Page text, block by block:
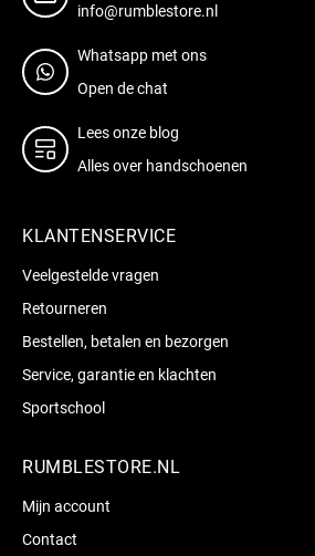
info@rumblestore.nl
Whatsapp met ons
Open de chat
Lees onze blog
Alles over handschoenen
KLANTENSERVICE
Veelgestelde vragen
Retourneren
Bestellen, betalen en bezorgen
Service, garantie en klachten
Sportschool
RUMBLESTORE.NL
Mijn account
Contact